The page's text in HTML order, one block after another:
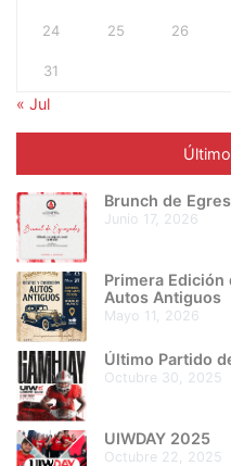
24 25 26
31
« Jul
Brunch de
junio 17, 2026
Primera
Autos Antiguos
mayo 11, 2026
Último Partido
octubre 30, 2025
UIWDAY 2025
octubre 22, 2025